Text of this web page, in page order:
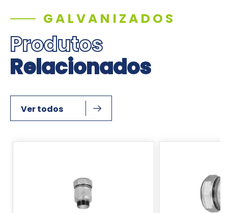
GALVANIZADOS
Produtos
Relacionados
Ver todos